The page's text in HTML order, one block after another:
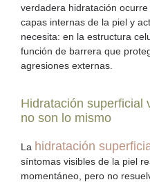
verdadera hidratación
capas internas de la piel y
necesita: en la estructura
función de barrera que
agresiones externas.
Hidratación superficial
no son lo mismo
La hidratación
síntomas visibles de la piel
momentáneo, pero no